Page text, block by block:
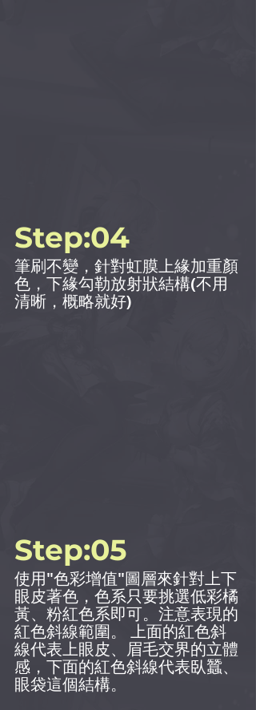
Step:04
筆刷不變，針對虹膜上緣加重顏
色，下緣勾勒放射狀結構(不用
清晰，概略就好)
Step:05
使用"色彩增值"圖層來針對上下
眼皮著色，色系只要挑選低彩橘
黃、粉紅色系即可。注意表現的
紅色斜線範圍。 上面的紅色斜
線代表上眼皮、眉毛交界的立體
感，下面的紅色斜線代表臥蠶、
眼袋這個結構。